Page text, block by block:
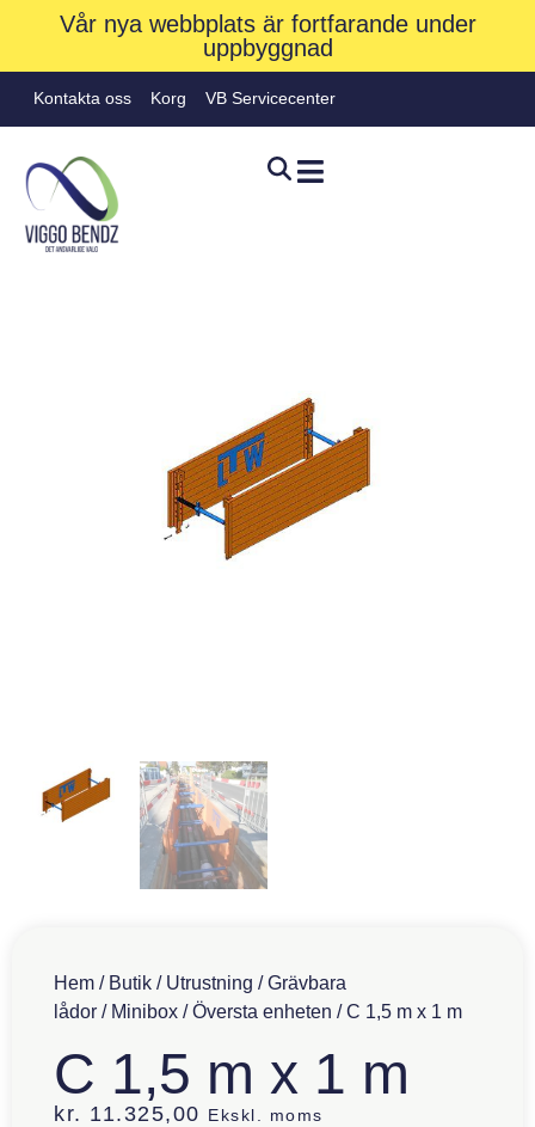
Vår nya webbplats är fortfarande under
uppbyggnad
Kontakta oss Korg VB Servicecenter
Hem / Butik / Utrustning /Grävbara
lådor / Minibox /Översta enheten / C 1,5 m x 1 m
C 1,5 m x 1 m
kr. 11.325,00 Ekskl. moms